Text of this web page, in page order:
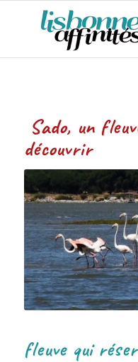
Sado, un
découvrir
fleuve qui